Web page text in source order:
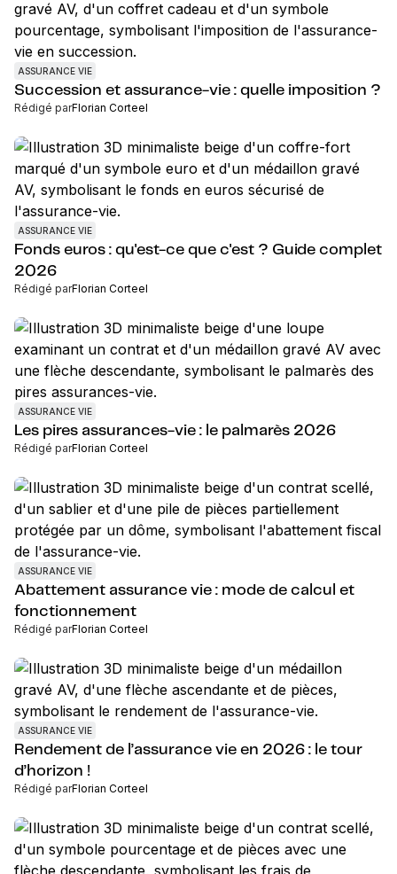
ASSURANCE VIE
Succession et assurance-vie : quelle imposition ?
Rédigé parFlorian Corteel
ASSURANCE VIE
Fonds euros : qu'est-ce que c'est ? Guide complet
2026
Rédigé parFlorian Corteel
ASSURANCE VIE
Les pires assurances-vie : le palmarès 2026
Rédigé parFlorian Corteel
ASSURANCE VIE
Abattement assurance vie : mode de calcul et
fonctionnement
Rédigé parFlorian Corteel
ASSURANCE VIE
Rendement de l’assurance vie en 2026 : le tour
d’horizon !
Rédigé parFlorian Corteel